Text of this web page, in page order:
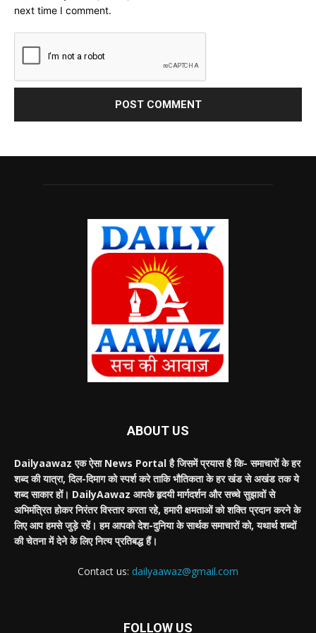
next time I comment.
ABOUT US
Dailyaawaz एक ऐसा News Portal है जिसमें प्रयास है कि- समाचारों के हर
शब्द की यात्रा, दिल-दिमाग को स्पर्श करे ताकि भौतिकता के हर खंड से अखंड तक ये
शब्द साकार हों। DailyAawaz आपके हृदयी मार्गदर्शन और सच्चे सुझावों से
अभिमंत्रित होकर निरंतर विस्तार करता रहे, हमारी क्षमताओं को शक्ति प्रदान करने के
लिए आप हमसे जुड़े रहें। हम आपको देश-दुनिया के सार्थक समाचारों को, यथार्थ शब्दों
की चेतना में देने के लिए नित्य प्रतिबद्ध हैं।
Contact us: dailyaawaz@gmail.com
FOLLOW US